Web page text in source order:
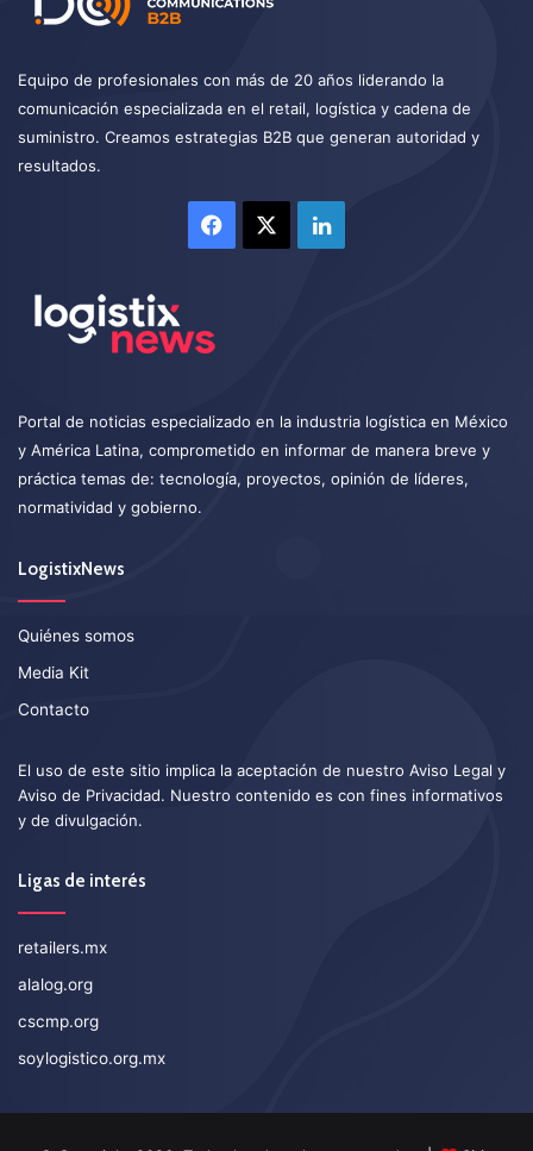
Equipo de profesionales con más de 20 años liderando la
comunicación especializada en el retail, logística y cadena de
suministro. Creamos estrategias B2B que generan autoridad y
resultados.
Facebook LinkedIn
Portal de noticias especializado en la industria logística en México
y América Latina, comprometido en informar de manera breve y
práctica temas de: tecnología, proyectos, opinión de líderes,
normatividad y gobierno.
LogistixNews
Quiénes somos
Media Kit
Contacto
El uso de este sitio implica la aceptación de nuestro Aviso Legal y
Aviso de Privacidad. Nuestro contenido es con fines informativos
y de divulgación.
Ligas de interés
retailers.mx
alalog.org
cscmp.org
soylogistico.org.mx